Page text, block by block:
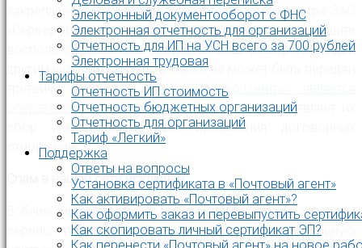
Электронный документооборот с ФНС
Электронная отчетность для организаций
Отчетность для ИП на УСН всего за 700 рублей
Электронная трудовая
Тарифы отчетность
Отчетность ИП стоимость
Отчетность бюджетных организаций
Отчетность для организаций
Тариф «Легкий»
Поддержка
Ответы на вопросы
Установка сертификата в «Почтовый агент»
Как активировать «Почтовый агент»?
Как оформить заказ и перевыпустить
Как скопировать личный сертификат ЭП?
закреплено в Регламенте Удостоверяющего центра ЗАО
«Сервер-Центр» – если вы в дальнейшем решите
воспользоваться его услугами. Ваш номер не виден
другим участникам сети, а также не может быть передан
третьим лицам –ЗАО «Сервер-Центр» является
оператором персональных данных, и осуществляет их
сбор исключительно для исполнения договорных
отношений.
Спам в нашей сети исключен.
В ближайшее время в Личном кабинете мы запустим
сервис, позволяющий вам сделать индивидуальную